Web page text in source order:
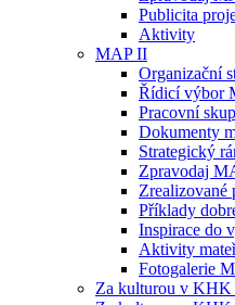
Publicita
Aktivity
MAP II
Organizační
Řídicí výbor
Pracovní
Dokumenty
Strategický
Zpravodaj
Zrealizované
Příklady
Inspirace do
Aktivity
Fotogalerie
Za kulturou v KHK